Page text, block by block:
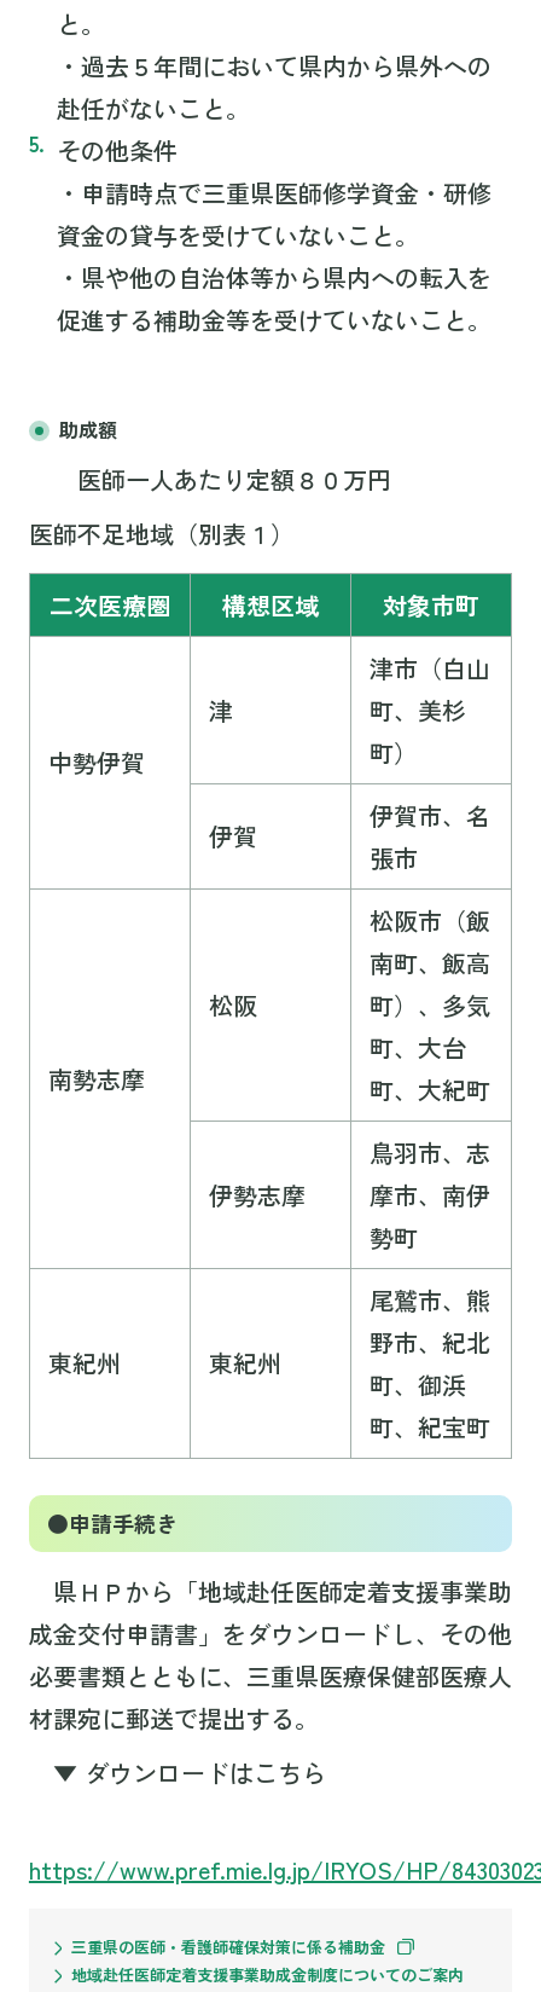
と。
・過去５年間において県内から県外への
赴任がないこと。
その他条件
・申請時点で三重県医師修学資金・研修
資金の貸与を受けていないこと。
・県や他の自治体等から県内への転入を
促進する補助金等を受けていないこと。
助成額
医師一人あたり定額８０万円
医師不足地域（別表１）
二次医療圏 構想区域 対象市町
中勢伊賀
津
津市（白山
町、美杉
町）
伊賀
伊賀市、名
張市
南勢志摩
松阪
松阪市（飯
南町、飯高
町）、多気
町、大台
町、大紀町
伊勢志摩
鳥羽市、志
摩市、南伊
勢町
東紀州 東紀州
尾鷲市、熊
野市、紀北
町、御浜
町、紀宝町
●申請手続き
県ＨＰから「地域赴任医師定着支援事業助
成金交付申請書」をダウンロードし、その他
必要書類とともに、三重県医療保健部医療人
材課宛に郵送で提出する。
▼ ダウンロードはこちら
https://www.pref.mie.lg.jp/IRYOS/HP/
三重県の医師・看護師確保対策に係る補助金
地域赴任医師定着支援事業助成金制度についてのご案内